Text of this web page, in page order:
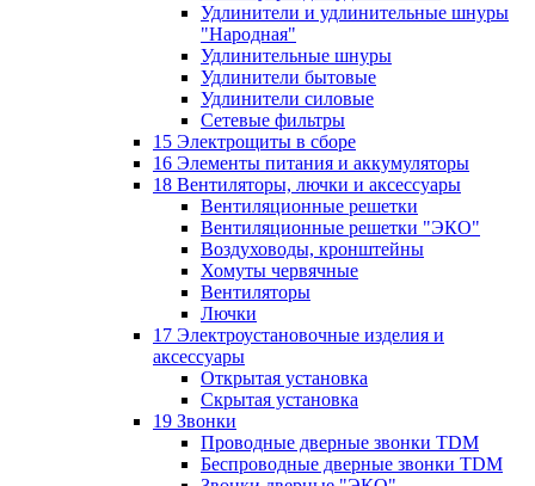
Удлинители и удлинительные шнуры
"Народная"
Удлинительные шнуры
Удлинители бытовые
Удлинители силовые
Сетевые фильтры
15 Электрощиты в сборе
16 Элементы питания и аккумуляторы
18 Вентиляторы, лючки и аксессуары
Вентиляционные решетки
Вентиляционные решетки "ЭКО"
Воздуховоды, кронштейны
Хомуты червячные
Вентиляторы
Лючки
17 Электроустановочные изделия и
аксессуары
Открытая установка
Скрытая установка
19 Звонки
Проводные дверные звонки TDM
Беспроводные дверные звонки TDM